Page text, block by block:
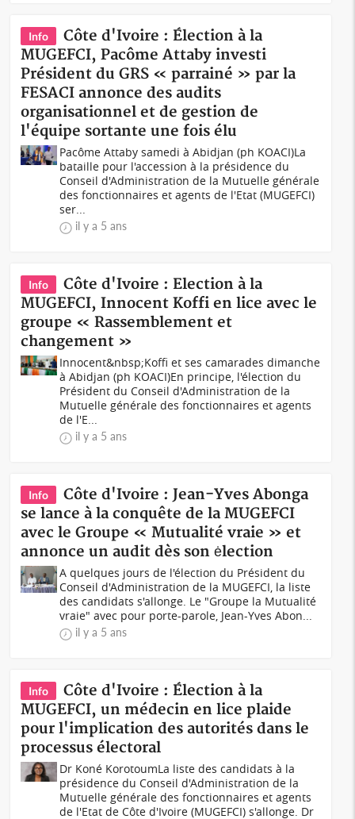
Info
Côte d'Ivoire : Élection à la
MUGEFCI, Pacôme Attaby investi
Président du GRS « parrainé » par la
FESACI annonce des audits
organisationnel et de gestion de
l'équipe sortante une fois élu
Pacôme Attaby samedi à Abidjan (ph KOACI)La
bataille pour l'accession à la présidence du
Conseil d'Administration de la Mutuelle générale
des fonctionnaires et agents de l'Etat (MUGEFCI)
ser...
il y a 5 ans
Info
Côte d'Ivoire : Election à la
MUGEFCI, Innocent Koffi en lice avec le
groupe « Rassemblement et
changement »
Innocent&nbsp;Koffi et ses camarades dimanche
à Abidjan (ph KOACI)En principe, l'élection du
Président du Conseil d'Administration de la
Mutuelle générale des fonctionnaires et agents
de l'E...
il y a 5 ans
Info
Côte d'Ivoire : Jean-Yves Abonga
se lance à la conquête de la MUGEFCI
avec le Groupe « Mutualité vraie » et
annonce un audit dès son ėlection
A quelques jours de l'élection du Président du
Conseil d'Administration de la MUGEFCI, la liste
des candidats s'allonge. Le "Groupe la Mutualité
vraie" avec pour porte-parole, Jean-Yves Abon...
il y a 5 ans
Info
Côte d'Ivoire : Élection à la
MUGEFCI, un médecin en lice plaide
pour l'implication des autorités dans le
processus électoral
Dr Koné Korotoum La liste des candidats à la
présidence du Conseil d'Administration de la
Mutuelle générale des fonctionnaires et agents
de l'Etat de Côte d'Ivoire (MUGEFCI) s'allonge. Dr